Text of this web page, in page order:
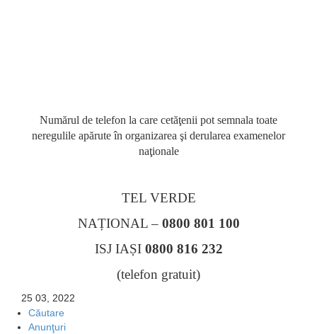
Numărul de telefon la care cetăţenii pot semnala toate
neregulile apărute în organizarea şi derularea examenelor
naţionale
TEL VERDE
NAȚIONAL – 0800 801 100
ISJ IAȘI 0800 816 232
(telefon gratuit)
25 03, 2022
Căutare
Anunţuri